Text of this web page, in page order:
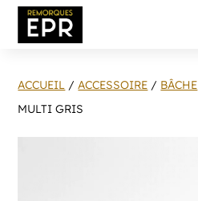
ACCUEIL /ACCESSOIRE / BÂCHE
MULTI GRIS